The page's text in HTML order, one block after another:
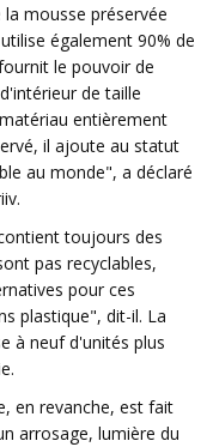
mousse préservée
également 90% de
le pouvoir de
de taille
entièrement
il ajoute au statut
au monde", a déclaré
toujours des
pas recyclables,
pour ces
plastique", dit-il. La
à neuf d'unités plus
en revanche, est fait
arrosage, lumière du